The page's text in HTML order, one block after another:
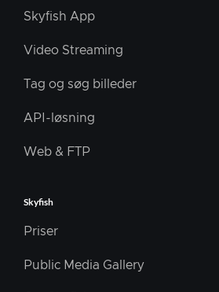
Skyfish App
Video Streaming
Tag og søg billeder
API-løsning
Web & FTP
Skyfish
Priser
Public Media Gallery